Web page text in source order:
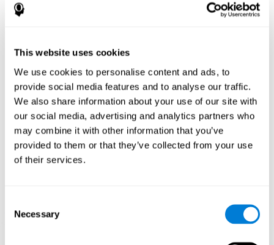
This website uses cookies
We use cookies to personalise content and ads, to
provide social media features and to analyse our traffic.
We also share information about your use of our site with
our social media, advertising and analytics partners who
may combine it with other information that you’ve
provided to them or that they’ve collected from your use
of their services.
Selection
Necessary
باندماج السرعة، قفز مزدوج وعقبات لتحدي مهاراتك المعرفية باستمرار.
عصبي متنوعي.
تنبيه المهارات المعرفية باستمرار قد يساعد في إنشاء تشابك عصبي
جديد، إعادة تنظيم الدوائر العصبية وتحسّن الوظائف التنفيذية. في اللعبة
"مغامرات الضفدع" الهدف هو تنشيط القدرات المتعلّقة بالتقدير والكبت.
الأسبوع الأوّل الأسبوع الثاني الأسبوع الثالث